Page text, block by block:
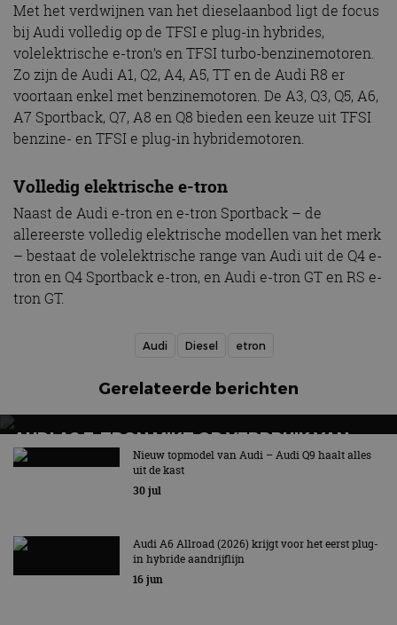
Met het verdwijnen van het dieselaanbod ligt de focus
bij Audi volledig op de TFSI e plug-in hybrides,
volelektrische e-tron’s en TFSI turbo-benzinemotoren.
Zo zijn de Audi A1, Q2, A4, A5, TT en de Audi R8 er
voortaan enkel met benzinemotoren. De A3, Q3, Q5, A6,
A7 Sportback, Q7, A8 en Q8 bieden een keuze uit TFSI
benzine- en TFSI e plug-in hybridemotoren.
Volledig elektrische e-tron
Naast de Audi e-tron en e-tron Sportback – de
allereerste volledig elektrische modellen van het merk
– bestaat de volelektrische range van Audi uit de Q4 e-
tron en Q4 Sportback e-tron, en Audi e-tron GT en RS e-
tron GT.
Audi Diesel etron
Gerelateerde berichten
AUDI A2 E-TRON MIKT OP VERBRUIK VAN
12,8 KWH PER 100 KILOMETER
Nieuw topmodel van Audi – Audi Q9 haalt alles
uit de kast
30 jul
Audi A6 Allroad (2026) krijgt voor het eerst plug-
in hybride aandrijflijn
16 jun